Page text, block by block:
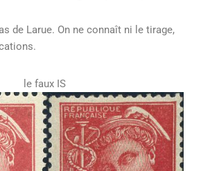
de Larue. On ne connaît ni le tirage,
le faux IS